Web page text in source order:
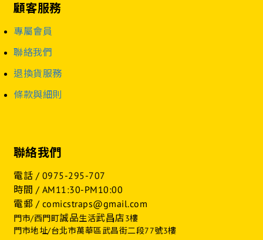
顧客服務
專屬會員
聯絡我們
退換貨服務
條款與細則
聯絡我們
電話 / 0975-295-707
時間 / AM11:30-PM10:00
電郵 / comicstraps@gmail.com
門市/西門町誠品生活武昌店3樓
門市地址/台北市萬華區武昌街二段77號3樓